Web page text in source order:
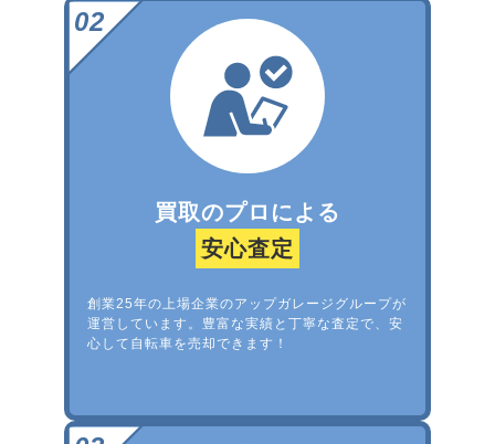
買取のプロによる
安心査定
創業25年の上場企業のアップガレージグループが
運営しています。豊富な実績と丁寧な査定で、安
心して自転車を売却できます！